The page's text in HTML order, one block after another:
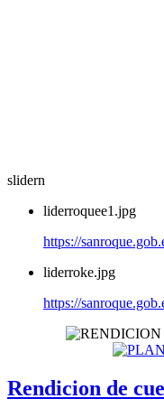
slidern
liderroquee1.jpg
https://
liderroke.jpg
https://
Rendicion de